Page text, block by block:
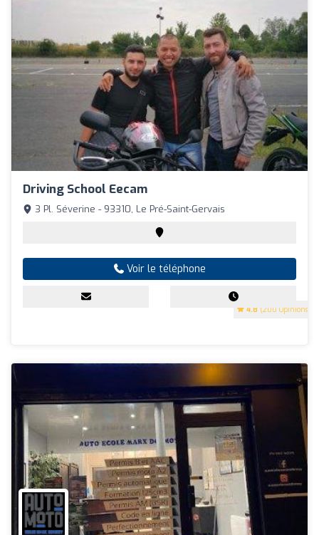
Driving School Eecam
4.8 (200 Opinions)
3 Pl. Séverine - 93310, Le Pré-Saint-Gervais
Voir le téléphone